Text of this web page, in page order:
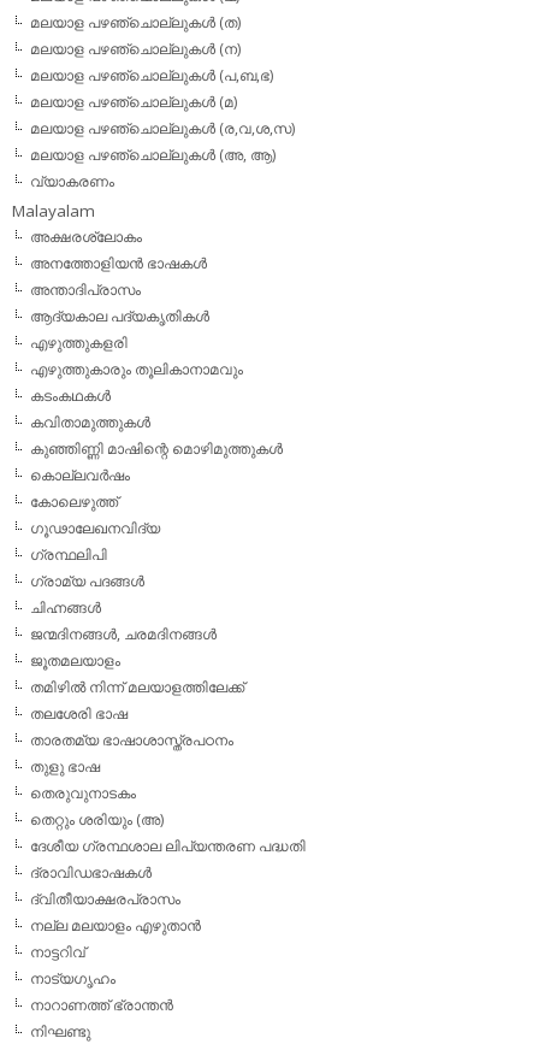
മലയാള പഴഞ്ചൊല്ലുകള്‍ (ത)
മലയാള പഴഞ്ചൊല്ലുകള്‍ (ന)
മലയാള പഴഞ്ചൊല്ലുകള്‍ (പ,ബ,ഭ)
മലയാള പഴഞ്ചൊല്ലുകള്‍ (മ)
മലയാള പഴഞ്ചൊല്ലുകള്‍ (ര,വ,ശ,സ)
മലയാള പഴഞ്ചൊല്ലുകൾ (അ, ആ)
വ്യാകരണം
Malayalam
അക്ഷരശ്ലോകം
അനത്തോളിയന്‍ ഭാഷകള്‍
അന്താദിപ്രാസം
ആദ്യകാല പദ്യകൃതികള്‍
എഴുത്തുകളരി
എഴുത്തുകാരും തൂലികാനാമവും
കടംകഥകള്‍
കവിതാമുത്തുകള്‍
കുഞ്ഞിണ്ണി മാഷിന്റെ മൊഴിമുത്തുകള്‍
കൊല്ലവര്‍ഷം
കോലെഴുത്ത്
ഗൂഢാലേഖനവിദ്യ
ഗ്രന്ഥലിപി
ഗ്രാമ്യ പദങ്ങള്‍
ചിഹ്നങ്ങള്‍
ജന്മദിനങ്ങള്‍, ചരമദിനങ്ങള്‍
ജൂതമലയാളം
തമിഴില്‍ നിന്ന് മലയാളത്തിലേക്ക്
തലശേരി ഭാഷ
താരതമ്യ ഭാഷാശാസ്ത്രപഠനം
തുളു ഭാഷ
തെരുവുനാടകം
തെറ്റും ശരിയും (അ)
ദേശീയ ഗ്രന്ഥശാല ലിപ്യന്തരണ പദ്ധതി
ദ്രാവിഡഭാഷകള്‍
ദ്വിതീയാക്ഷരപ്രാസം
നല്ല മലയാളം എഴുതാന്‍
നാട്ടറിവ്
നാട്യഗൃഹം
നാറാണത്ത് ഭ്രാന്തന്‍
നിഘണ്ടു